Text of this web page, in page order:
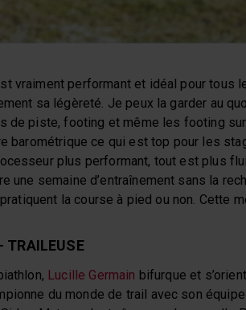
vraiment performant et idéal pour tous
sa légèreté. Je peux la garder au
de piste, footing et même les footing
barométrique ce qui est top pour les
plus performant, tout est plus
une semaine d’entraînement sans la
la course à pied ou non. Cette
TRAILEUSE
Lucille Germain bifurque et
du monde de trail avec son